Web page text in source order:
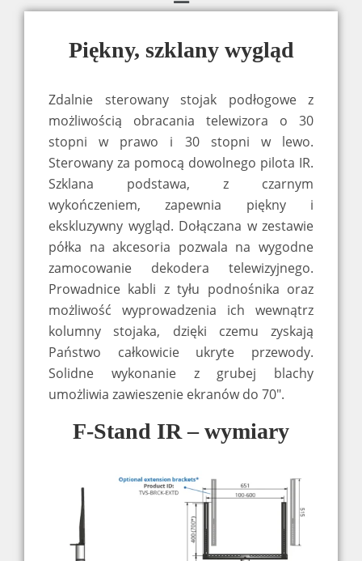
Piękny, szklany wygląd
Zdalnie sterowany stojak podłogowe z
możliwością obracania telewizora o 30
stopni w prawo i 30 stopni w lewo.
Sterowany za pomocą dowolnego pilota IR.
Szklana podstawa, z czarnym
wykończeniem, zapewnia piękny i
ekskluzywny wygląd. Dołączana w zestawie
półka na akcesoria pozwala na wygodne
zamocowanie dekodera telewizyjnego.
Prowadnice kabli z tyłu podnośnika oraz
możliwość wyprowadzenia ich wewnątrz
kolumny stojaka, dzięki czemu zyskają
Państwo całkowicie ukryte przewody.
Solidne wykonanie z grubej blachy
umożliwia zawieszenie ekranów do 70″.
F-Stand IR – wymiary